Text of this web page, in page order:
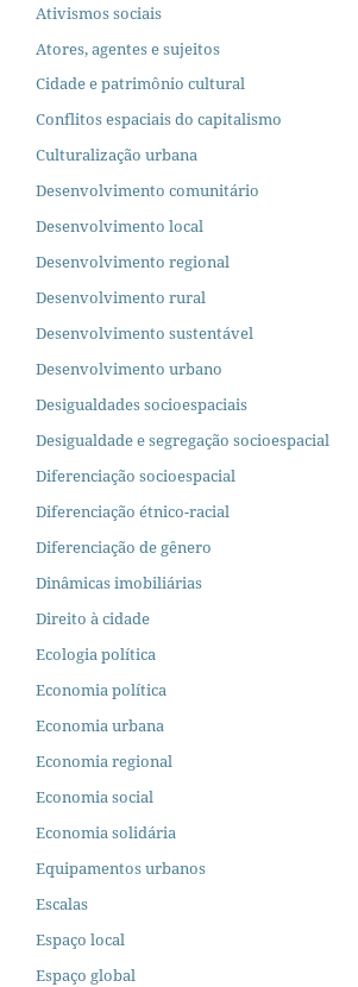
Ativismos sociais
Atores, agentes e sujeitos
Cidade e patrimônio cultural
Conflitos espaciais do capitalismo
Culturalização urbana
Desenvolvimento comunitário
Desenvolvimento local
Desenvolvimento regional
Desenvolvimento rural
Desenvolvimento sustentável
Desenvolvimento urbano
Desigualdades socioespaciais
Desigualdade e segregação socioespacial
Diferenciação socioespacial
Diferenciação étnico-racial
Diferenciação de gênero
Dinâmicas imobiliárias
Direito à cidade
Ecologia política
Economia política
Economia urbana
Economia regional
Economia social
Economia solidária
Equipamentos urbanos
Escalas
Espaço local
Espaço global